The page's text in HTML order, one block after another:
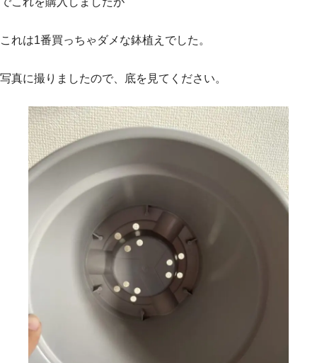
これは1番買っちゃダメな鉢植えでした。
写真に撮りましたので、底を見てください。